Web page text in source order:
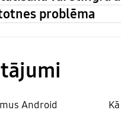
problēma
Android